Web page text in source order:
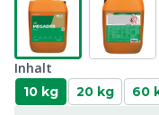
Inhalt
10 kg 20 kg 60